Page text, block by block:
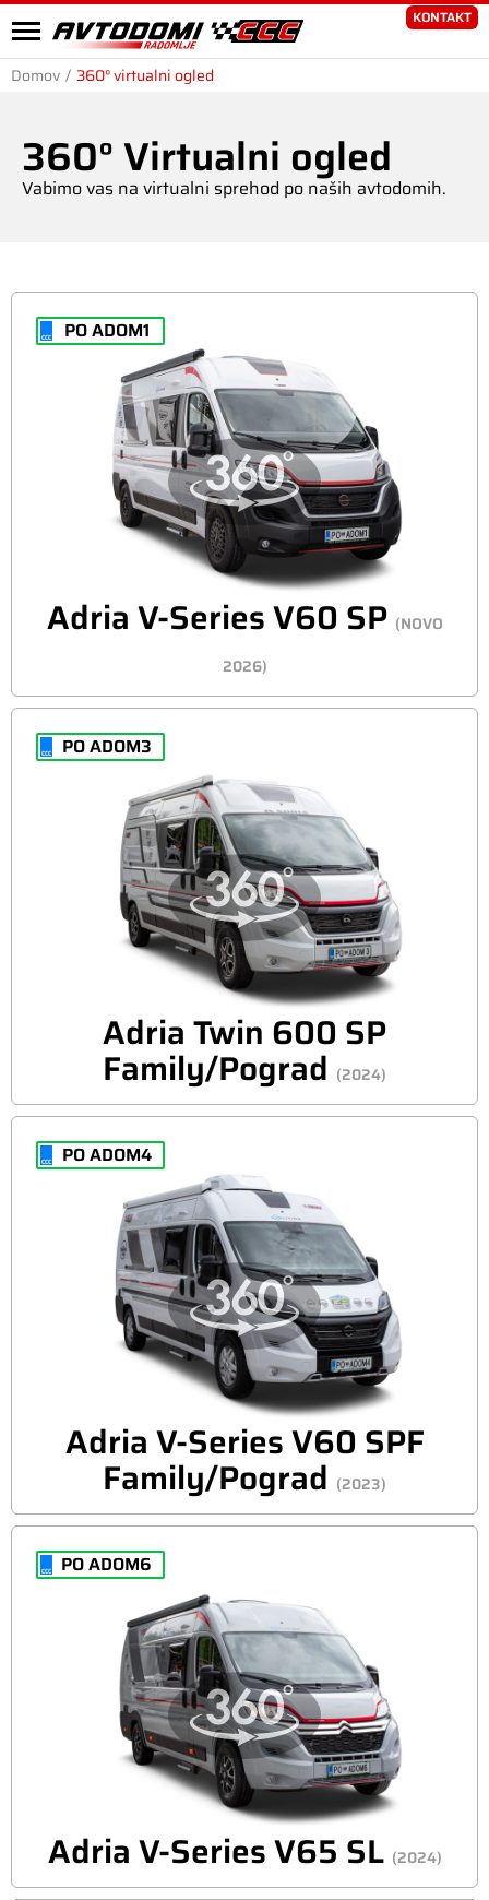
KONTAKT
Domov / 360° virtualni ogled
360° Virtualni ogled
Vabimo vas na virtualni sprehod po naših avtodomih.
PO ADOM1
Adria V-Series V60 SP (NOVO
2026)
PO ADOM3
Adria Twin 600 SP
Family/Pograd (2024)
PO ADOM4
Adria V-Series V60 SPF
Family/Pograd (2023)
PO ADOM6
Adria V-Series V65 SL (2024)